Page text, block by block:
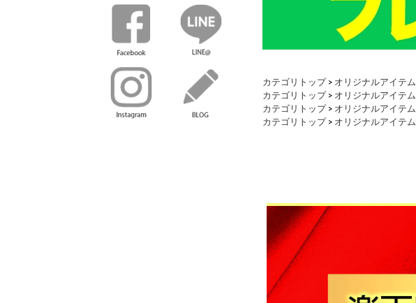
カテゴリトップ> オリジナルアイテム
カテゴリトップ> オリジナルアイテム
カテゴリトップ> オリジナルアイテム
カテゴリトップ> オリジナルアイテム